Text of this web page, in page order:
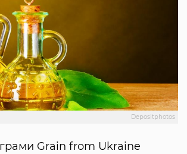
Depositphotos
Grain from Ukraine